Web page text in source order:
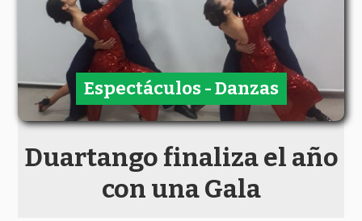
Duartango finaliza el año
con una Gala
Espectáculos - Danzas